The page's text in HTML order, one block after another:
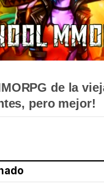
de la
pero mejor!